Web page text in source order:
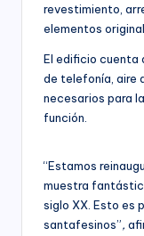
revestimiento,
elementos
El edificio cuenta
de telefonía, aire
necesarios para
función.
“Estamos
muestra
siglo XX. Esto es
santafesinos”,